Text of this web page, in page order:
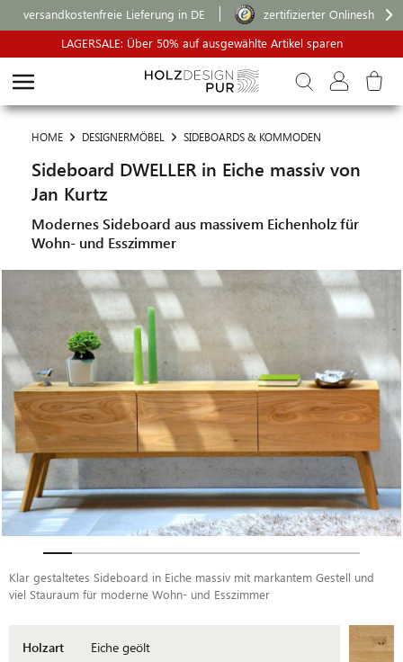
versandkostenfreie Lieferung in DE
zertifizierter Onlineshop
LAGERSALE: Über 50% auf ausgewählte Artikel sparen
HOME DESIGNERMÖBEL SIDEBOARDS & KOMMODEN
Sideboard DWELLER in Eiche massiv von
Jan Kurtz
Modernes Sideboard aus massivem Eichenholz für
Wohn- und Esszimmer
Klar gestaltetes Sideboard in Eiche massiv mit markantem Gestell und
viel Stauraum für moderne Wohn- und Esszimmer
Holzart Eiche geölt